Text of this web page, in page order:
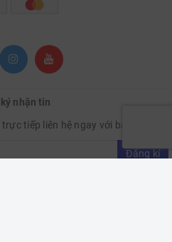
nhận tin
tiếp liên hệ ngay với bạn.
Đăng kí